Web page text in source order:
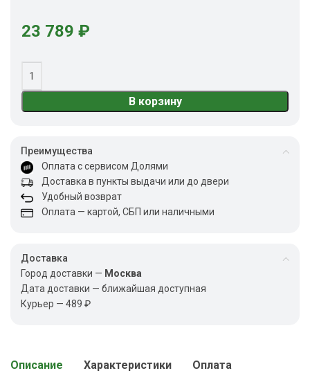
23 789 ₽
В корзину
Преимущества
Оплата с сервисом Долями
Доставка в пункты выдачи или до двери
Удобный возврат
Оплата — картой, СБП или наличными
Доставка
Город доставки — Москва
Дата доставки — ближайшая доступная
Курьер — 489 ₽
Описание Характеристики Оплата